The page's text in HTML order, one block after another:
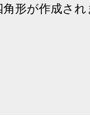
角形が作成さ